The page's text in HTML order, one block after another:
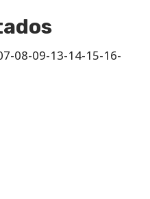
08-09-13-14-15-16-